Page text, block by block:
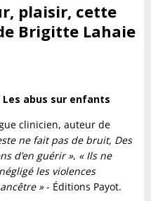
plaisir, cette
Brigitte Lahaie
Les abus sur enfants
clinicien, auteur de
ne fait pas de bruit, Des
d’en guérir », « Ils ne
les violences
»- Éditions Payot.